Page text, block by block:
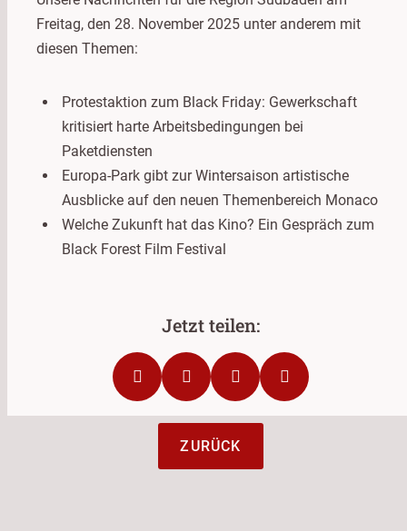
Freitag, den 28. November 2025 unter anderem mit
diesen Themen:
Protestaktion zum Black Friday: Gewerkschaft
kritisiert harte Arbeitsbedingungen bei
Paketdiensten
Europa-Park gibt zur Wintersaison artistische
Ausblicke auf den neuen Themenbereich Monaco
Welche Zukunft hat das Kino? Ein Gespräch zum
Black Forest Film Festival
ZURÜCK